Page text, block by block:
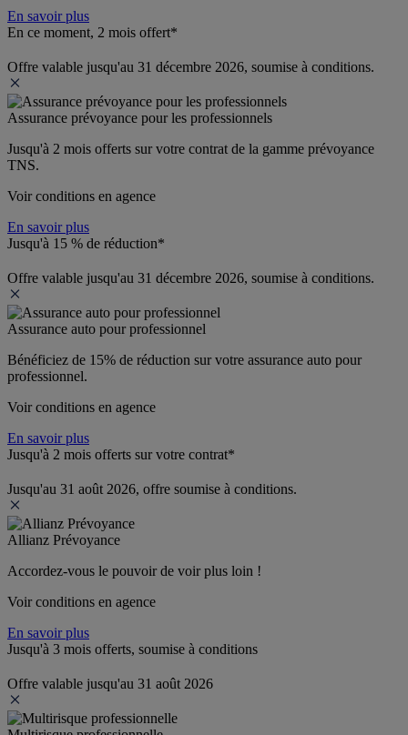
En savoir plus
En ce moment, 2 mois offert*
Offre valable jusqu'au 31 décembre 2026, soumise à conditions.
Assurance prévoyance pour les professionnels
Jusqu'à 2 mois offerts sur votre contrat de la gamme prévoyance
TNS.
Voir conditions en agence
En savoir plus
Jusqu'à 15 % de réduction*
Offre valable jusqu'au 31 décembre 2026, soumise à conditions.
Assurance auto pour professionnel
Bénéficiez de 15% de réduction sur votre assurance auto pour
professionnel.
Voir conditions en agence
En savoir plus
Jusqu'à 2 mois offerts sur votre contrat*
Jusqu'au 31 août 2026, offre soumise à conditions.
Allianz Prévoyance
Accordez-vous le pouvoir de voir plus loin !
Voir conditions en agence
En savoir plus
Jusqu'à 3 mois offerts, soumise à conditions
Offre valable jusqu'au 31 août 2026